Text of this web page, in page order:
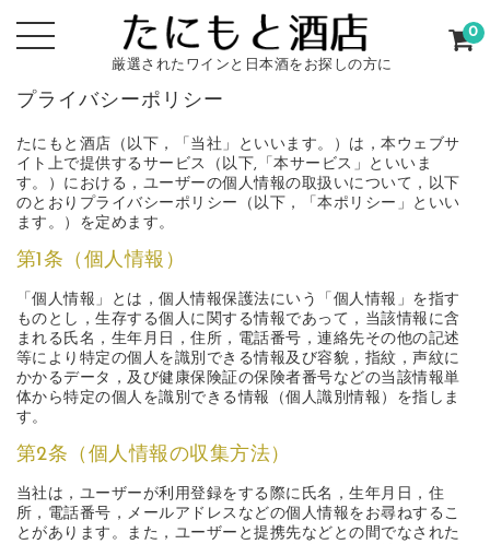
厳選されたワインと日本酒をお探しの方に
0
プライバシーポリシー
たにもと酒店（以下，「当社」といいます。）は，本ウェブサ
イト上で提供するサービス（以下,「本サービス」といいま
す。）における，ユーザーの個人情報の取扱いについて，以下
のとおりプライバシーポリシー（以下，「本ポリシー」といい
ます。）を定めます。
第1条（個人情報）
「個人情報」とは，個人情報保護法にいう「個人情報」を指す
ものとし，生存する個人に関する情報であって，当該情報に含
まれる氏名，生年月日，住所，電話番号，連絡先その他の記述
等により特定の個人を識別できる情報及び容貌，指紋，声紋に
かかるデータ，及び健康保険証の保険者番号などの当該情報単
体から特定の個人を識別できる情報（個人識別情報）を指しま
す。
第2条（個人情報の収集方法）
当社は，ユーザーが利用登録をする際に氏名，生年月日，住
所，電話番号，メールアドレスなどの個人情報をお尋ねするこ
とがあります。また，ユーザーと提携先などとの間でなされた